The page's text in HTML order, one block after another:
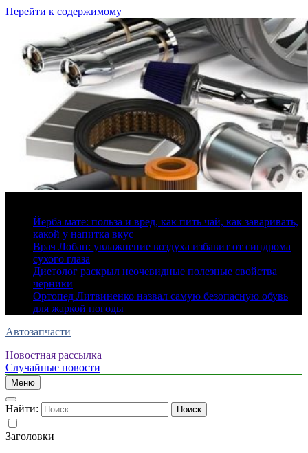
Перейти к содержимому
Йерба мате: польза и вред, как пить чай, как заваривать,
какой у напитка вкус
Врач Лобан: увлажнение воздуха избавит от синдрома
сухого глаза
Диетолог раскрыл неочевидные полезные свойства
черники
Ортопед Литвиненко назвал самую безопасную обувь
для жаркой погоды
Автозапчасти
Новостная рассылка
Случайные новости
Меню
Найти:
Заголовки